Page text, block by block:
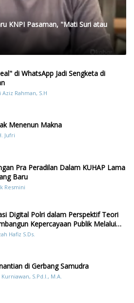
KNPI Pasaman, "Mati Suri atau
di WhatsApp Jadi Sengketa di
Rahman, S.H
Menenun Makna
Jufri
Pra Peradilan Dalam KUHAP Lama
Baru
Resmini
Digital Polri dalam Perspektif Teori
Kepercayaan Publik Melalui
Kesiapsiagaan Bencana di
Hafiz S.Ds.
di Gerbang Samudra
S.Pd.I., M.A.